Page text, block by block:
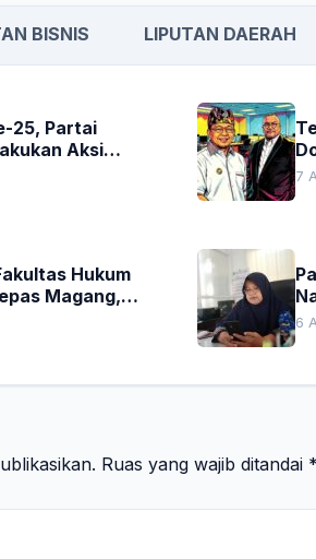
BISNIS LIPUTAN DAERAH
25, Partai
Aksi
Lingkungan
7
Hukum
Magang,
Pesan
6
Ruas yang wajib ditandai *